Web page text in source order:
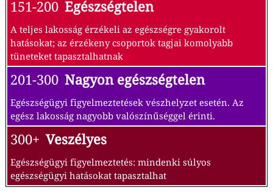
151-200 Egészségtelen
A teljes lakosság érzékeli az egészségre gyakorolt
hatásokat; az érzékeny csoportok tagjai komolyabb
tüneteket tapasztalhatnak
201-300 Nagyon egészségtelen
Egészségügyi figyelmeztetések vészhelyzet esetén. Az
egész lakosság nagyobb valószínűséggel érinti.
300+ Veszélyes
Egészségügyi figyelmeztetés: mindenki súlyos
egészségügyi hatásokat tapasztalhat